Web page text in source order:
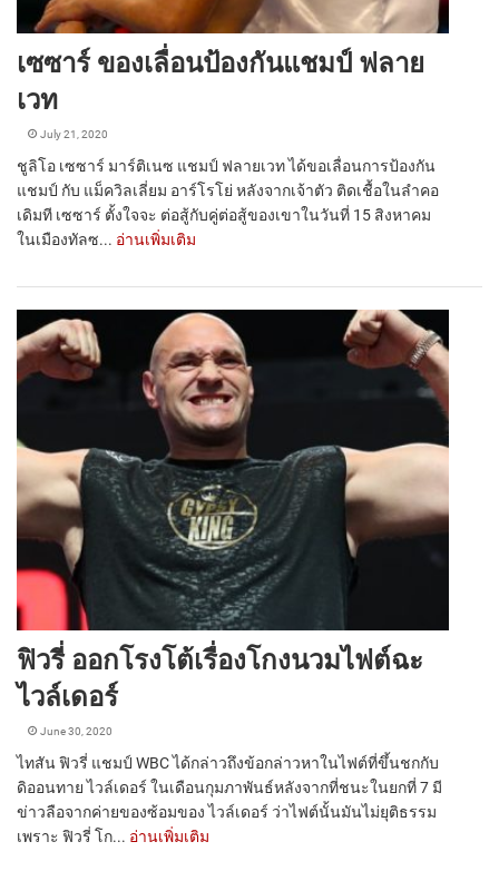
เซซาร์ ของเลื่อนป้องกันแชมป์ ฟลาย
เวท
July 21, 2020
ชูลิโอ เซซาร์ มาร์ติเนซ แชมป์ ฟลายเวท ได้ขอเลื่อนการป้องกัน
แชมป์ กับ แม็ควิลเลี่ยม อาร์โรโย่ หลังจากเจ้าตัว ติดเชื้อในลำคอ
เดิมที เซซาร์ ตั้งใจจะ ต่อสู้กับคู่ต่อสู้ของเขาในวันที่ 15 สิงหาคม
ในเมืองทัลซ... อ่านเพิ่มเติม
ฟิวรี่ ออกโรงโต้เรื่องโกงนวมไฟต์ฉะ
ไวล์เดอร์
June 30, 2020
ไทสัน ฟิวรี่ แชมป์ WBC ได้กล่าวถึงข้อกล่าวหาในไฟต์ที่ขึ้นชกกับ
ดิออนทาย ไวล์เดอร์ ในเดือนกุมภาพันธ์หลังจากที่ชนะในยกที่ 7 มี
ข่าวลือจากค่ายของซ้อมของ ไวล์เดอร์ ว่าไฟต์นั้นมันไม่ยุติธรรม
เพราะ ฟิวรี่ โก... อ่านเพิ่มเติม